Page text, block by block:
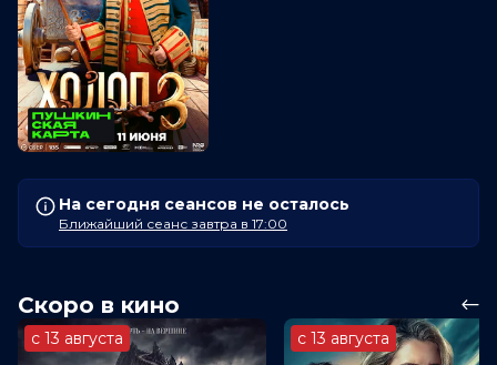
На сегодня сеансов не осталось
Ближайший сеанс завтра в 17:00
Скоро в кино
с 13 августа с 13 августа